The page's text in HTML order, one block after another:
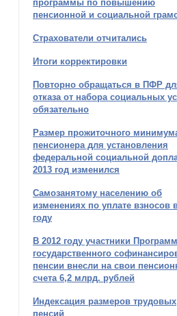
программы по повышению
пенсионной и социальной
Страхователи отчитались
Итоги корректировки
Повторно обращаться в ПФР
отказа от набора социальных
обязательно
Размер прожиточного
пенсионера для установления
федеральной социальной
2013 год изменился
Самозанятому населению об
изменениях по уплате взносов
году
В 2012 году участники
государственного
пенсии внесли на свои
счета 6,2 млрд. рублей
Индексация размеров трудовых
пенсий